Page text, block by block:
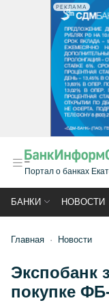
РЕКЛАМА
Портал о банках
БАНКИ НОВОСТИ
Главная Новости
Экспобанк
покупке